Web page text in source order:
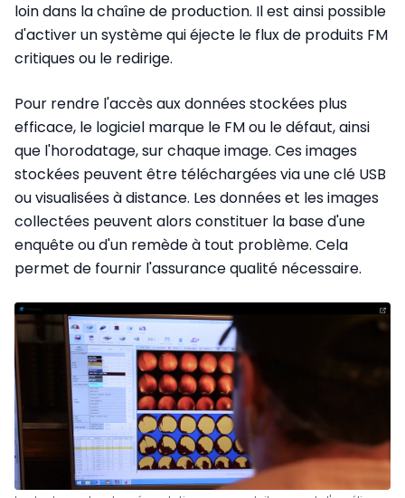
loin dans la chaîne de production. Il est ainsi possible
d'activer un système qui éjecte le flux de produits FM
critiques ou le redirige.
Pour rendre l'accès aux données stockées plus
efficace, le logiciel marque le FM ou le défaut, ainsi
que l'horodatage, sur chaque image. Ces images
stockées peuvent être téléchargées via une clé USB
ou visualisées à distance. Les données et les images
collectées peuvent alors constituer la base d'une
enquête ou d'un remède à tout problème. Cela
permet de fournir l'assurance qualité nécessaire.